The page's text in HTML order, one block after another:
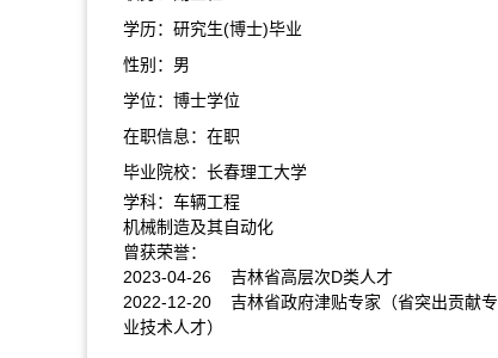
学历：研究生(博士)毕业
性别：男
学位：博士学位
在职信息：在职
毕业院校：长春理工大学
学科：车辆工程
机械制造及其自动化
曾获荣誉：
2023-04-26 吉林省高层次D类人才
2022-12-20 吉林省政府津贴专家（省突出贡献专
业技术人才）